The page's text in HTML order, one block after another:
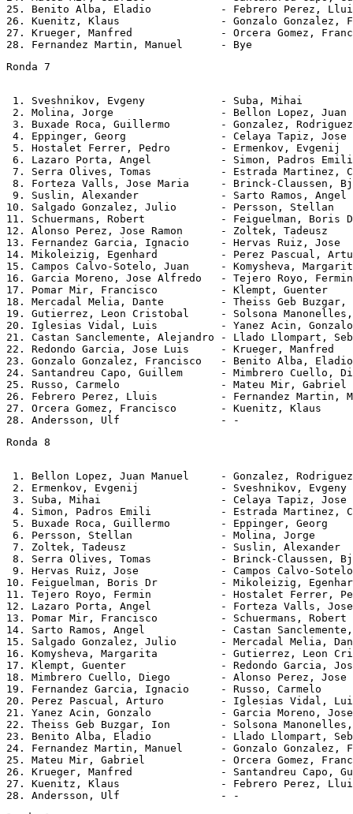
25. Benito Alba, Eladio           - Febrero Perez,
26. Kuenitz, Klaus                - Gonzalo Gonzalez,
27. Krueger, Manfred              - Orcera Gomez,
Ronda 7
1. Sveshnikov, Evgeny            - Suba, Mihai
2. Molina, Jorge                 - Bellon Lopez, Juan
3. Buxade Roca, Guillermo        - Gonzalez,
4. Eppinger, Georg               - Celaya Tapiz,
5. Hostalet Ferrer, Pedro        - Ermenkov,
6. Lazaro Porta, Angel           - Simon, Padros
7. Serra Olives, Tomas           - Estrada Martinez,
8. Forteza Valls, Jose Maria     - Brinck-Claussen,
9. Suslin, Alexander             - Sarto Ramos,
10. Salgado Gonzalez, Julio       - Persson,
11. Schuermans, Robert            - Feiguelman,
12. Alonso Perez, Jose Ramon      - Zoltek,
13. Fernandez Garcia, Ignacio     - Hervas Ruiz,
14. Mikoleizig, Egenhard          - Perez Pascual,
15. Campos Calvo-Sotelo, Juan     - Komysheva,
16. Garcia Moreno, Jose Alfredo   - Tejero Royo,
17. Pomar Mir, Francisco          - Klempt,
18. Mercadal Melia, Dante         - Theiss Geb
19. Gutierrez, Leon Cristobal     - Solsona
20. Iglesias Vidal, Luis          - Yanez Acin,
21. Castan Sanclemente, Alejandro - Llado Llompart,
22. Redondo Garcia, Jose Luis     - Krueger,
23. Gonzalo Gonzalez, Francisco   - Benito Alba,
24. Santandreu Capo, Guillem      - Mimbrero Cuello,
25. Russo, Carmelo                - Mateu Mir,
26. Febrero Perez, Lluis          - Fernandez Martin,
27. Orcera Gomez, Francisco       - Kuenitz,
Ronda 8
1. Bellon Lopez, Juan Manuel     - Gonzalez,
2. Ermenkov, Evgenij             - Sveshnikov,
3. Suba, Mihai                   - Celaya Tapiz, Jose
4. Simon, Padros Emili           - Estrada Martinez,
5. Buxade Roca, Guillermo        - Eppinger,
6. Persson, Stellan              - Molina, Jorge
7. Zoltek, Tadeusz               - Suslin,
8. Serra Olives, Tomas           - Brinck-Claussen,
9. Hervas Ruiz, Jose             - Campos Calvo-
10. Feiguelman, Boris Dr          - Mikoleizig,
11. Tejero Royo, Fermin           - Hostalet Ferrer,
12. Lazaro Porta, Angel           - Forteza Valls,
13. Pomar Mir, Francisco          - Schuermans,
14. Sarto Ramos, Angel            - Castan
15. Salgado Gonzalez, Julio       - Mercadal Melia,
16. Komysheva, Margarita          - Gutierrez, Leon
17. Klempt, Guenter               - Redondo Garcia,
18. Mimbrero Cuello, Diego        - Alonso Perez, Jose
19. Fernandez Garcia, Ignacio     - Russo,
20. Perez Pascual, Arturo         - Iglesias Vidal,
21. Yanez Acin, Gonzalo           - Garcia Moreno,
22. Theiss Geb Buzgar, Ion        - Solsona
23. Benito Alba, Eladio           - Llado Llompart,
24. Fernandez Martin, Manuel      - Gonzalo Gonzalez,
25. Mateu Mir, Gabriel            - Orcera Gomez,
26. Krueger, Manfred              - Santandreu Capo,
27. Kuenitz, Klaus                - Febrero Perez,